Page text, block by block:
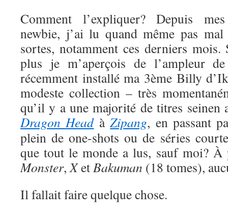
Comment l’expliquer? Depuis
newbie, j’ai lu quand même pas
sortes, notamment ces derniers
plus je m’aperçois de l’ampleur
récemment installé ma 3ème Billy
modeste collection – très
qu’il y a une majorité de titres seinen
Dragon HeadàZipang, en passant
plein de one-shots ou de séries
que tout le monde a lus, sauf moi?
Monster,XetBakuman (18 tomes),
Il fallait faire quelque chose.